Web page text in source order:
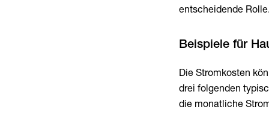
entscheidende
Beispiele für
Die Stromkosten
drei folgenden
die monatliche